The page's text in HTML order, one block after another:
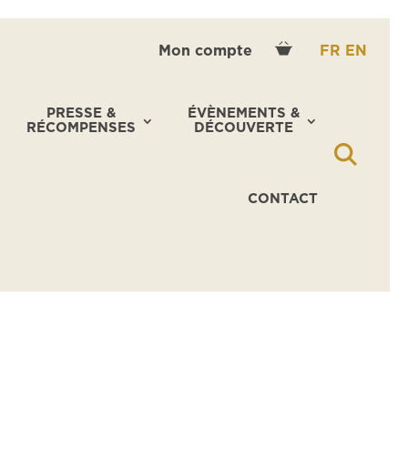
Mon compte FR EN
PRESSE &
RÉCOMPENSES
ÉVÈNEMENTS &
DÉCOUVERTE
CONTACT